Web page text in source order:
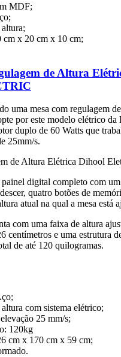
MDF;
cm x 20 cm x 10 cm;
de Altura
uma mesa com regulagem
por este modelo elétrico
duplo de 60 Watts que
25mm/s.
de Altura Elétrica Dihool
painel digital completo com
quatro botões de
atual na qual a mesa está
com uma faixa de altura
centímetros e uma estrutura
de até 120 quilogramas.
com sistema elétrico;
25 mm/s;
120kg
cm x 170 cm x 59 cm;